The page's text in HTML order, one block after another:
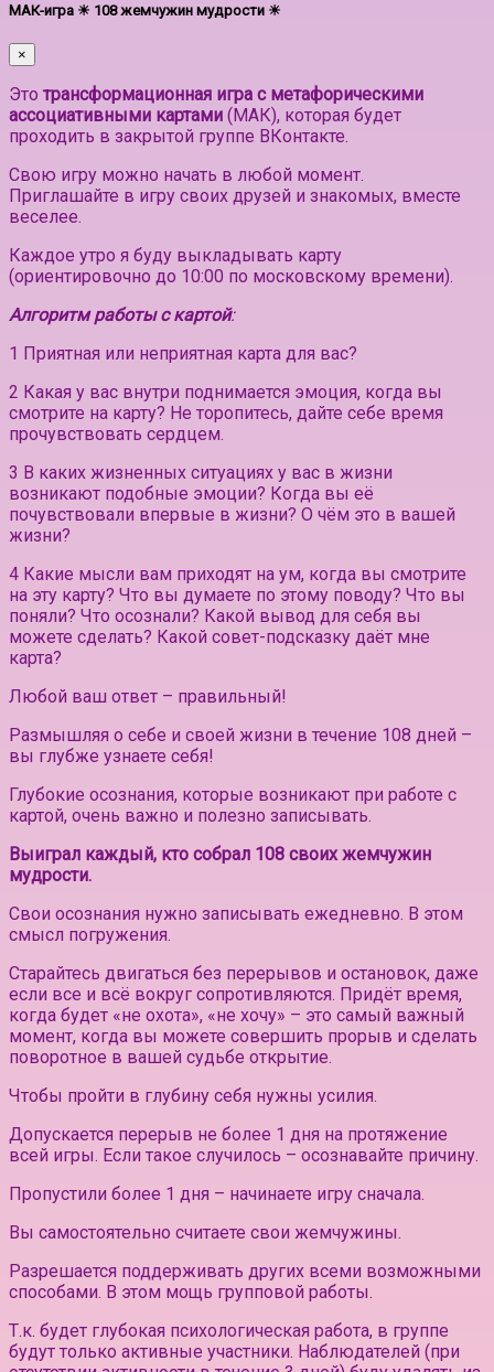
МАК-игра ☀ 108 жемчужин мудрости ☀
×
Это трансформационная игра с метафорическими
ассоциативными картами (МАК), которая будет
проходить в закрытой группе ВКонтакте.
Свою игру можно начать в любой момент.
Приглашайте в игру своих друзей и знакомых, вместе
веселее.
Каждое утро я буду выкладывать карту
(ориентировочно до 10:00 по московскому времени).
Алгоритм работы с картой:
1 Приятная или неприятная карта для вас?
2 Какая у вас внутри поднимается эмоция, когда вы
смотрите на карту? Не торопитесь, дайте себе время
прочувствовать сердцем.
3 В каких жизненных ситуациях у вас в жизни
возникают подобные эмоции? Когда вы её
почувствовали впервые в жизни? О чём это в вашей
жизни?
4 Какие мысли вам приходят на ум, когда вы смотрите
на эту карту? Что вы думаете по этому поводу? Что вы
поняли? Что осознали? Какой вывод для себя вы
можете сделать? Какой совет-подсказку даёт мне
карта?
Любой ваш ответ – правильный!
Размышляя о себе и своей жизни в течение 108 дней –
вы глубже узнаете себя!
Глубокие осознания, которые возникают при работе с
картой, очень важно и полезно записывать.⠀
Выиграл каждый, кто собрал 108 своих жемчужин
мудрости.
Свои осознания нужно записывать ежедневно. В этом
смысл погружения.
Старайтесь двигаться без перерывов и остановок, даже
если все и всё вокруг сопротивляются. Придёт время,
когда будет «не охота», «не хочу» – это самый важный
момент, когда вы можете совершить прорыв и сделать
поворотное в вашей судьбе открытие.
Чтобы пройти в глубину себя нужны усилия.
Допускается перерыв не более 1 дня на протяжение
всей игры. Если такое случилось – осознавайте причину.
Пропустили более 1 дня – начинаете игру сначала.
Вы самостоятельно считаете свои жемчужины.
Разрешается поддерживать других всеми возможными
способами. В этом мощь групповой работы.
Т.к. будет глубокая психологическая работа, в группе
будут только активные участники. Наблюдателей (при